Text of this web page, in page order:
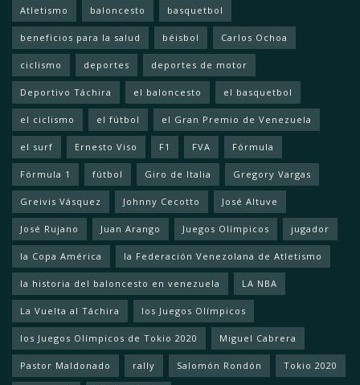
Atletismo baloncesto basquetbol
beneficios para la salud béisbol Carlos Ochoa
ciclismo deportes deportes de motor
Deportivo Táchira el baloncesto el basquetbol
el ciclismo el fútbol el Gran Premio de Venezuela
el surf Ernesto Viso F1 FVA Fórmula
Fórmula 1 fútbol Giro de Italia Gregory Vargas
Greivis Vásquez Johnny Cecotto José Altuve
José Rujano Juan Arango Juegos Olímpicos jugador
la Copa América la Federación Venezolana de Atletismo
la historia del baloncesto en venezuela LA NBA
La Vuelta al Táchira los Juegos Olímpicos
los Juegos Olímpicos de Tokio 2020 Miguel Cabrera
Pastor Maldonado rally Salomón Rondón Tokio 2020